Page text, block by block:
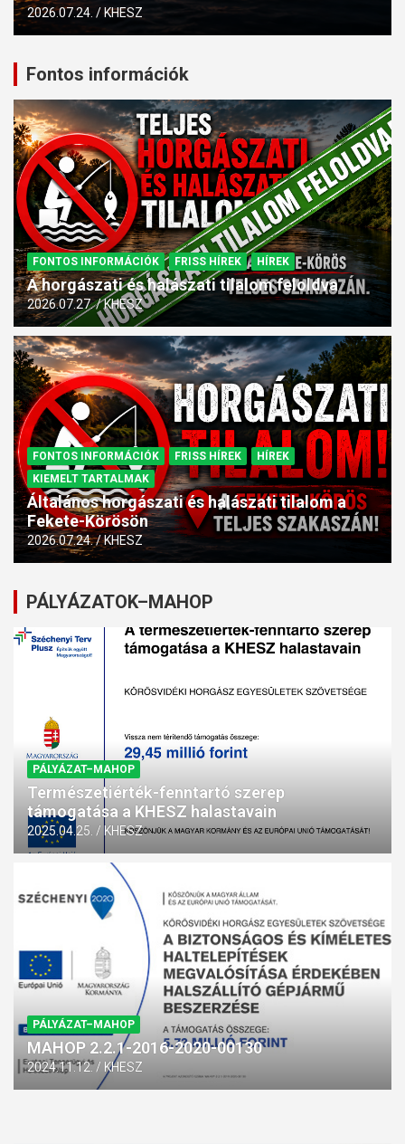
2026.07.24. KHESZ
Fontos információk
FONTOS INFORMÁCIÓK FRISS HÍREK HÍREK
A horgászati és halászati tilalom feloldva
2026.07.27. KHESZ
FONTOS INFORMÁCIÓK FRISS HÍREK
HÍREK
KIEMELT TARTALMAK
Általános horgászati és halászati tilalom a
Fekete-Körösön
2026.07.24. KHESZ
PÁLYÁZATOK–MAHOP
PÁLYÁZAT–MAHOP
Természetiérték-fenntartó szerep
támogatása a KHESZ halastavain
2025.04.25. KHESZ
PÁLYÁZAT–MAHOP
MAHOP 2.2.1-2016-2020-00130
2024.11.12. KHESZ